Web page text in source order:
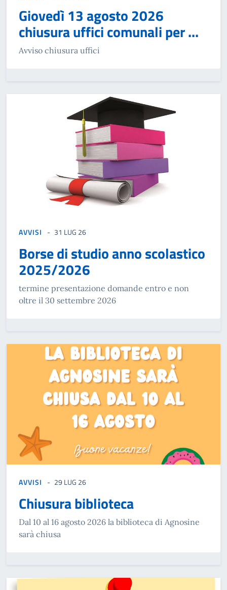
Giovedì 13 agosto 2026
chiusura uffici comunali per ...
Avviso chiusura uffici
AVVISI 31 LUG 26
Borse di studio anno scolastico
2025/2026
termine presentazione domande entro e non
oltre il 30 settembre 2026
AVVISI 29 LUG 26
Chiusura biblioteca
Dal 10 al 16 agosto 2026 la biblioteca di Agnosine
sarà chiusa